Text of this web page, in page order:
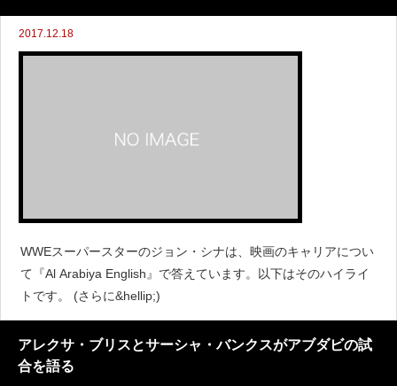
2017.12.18
WWEスーパースターのジョン・シナは、映画のキャリアについ
て『Al Arabiya English』で答えています。以下はそのハイライ
トです。 (さらに&hellip;)
アレクサ・ブリスとサーシャ・バンクスがアブダビの試
合を語る